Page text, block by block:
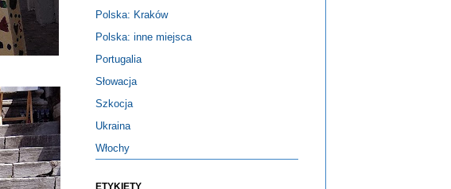
Polska: Kraków
Polska: inne miejsca
Portugalia
Słowacja
Szkocja
Ukraina
Włochy